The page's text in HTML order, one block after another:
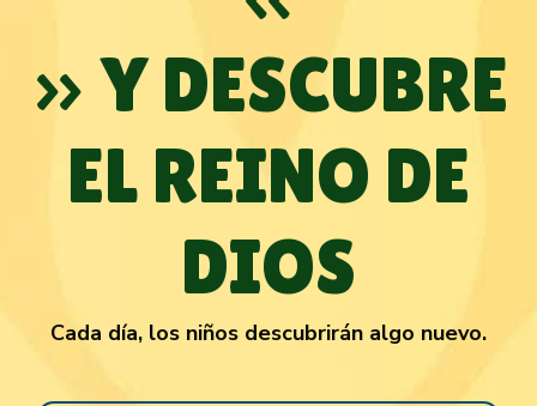
» Y DESCUBRE
EL REINO DE
DIOS
Cada día, los niños descubrirán algo nuevo.